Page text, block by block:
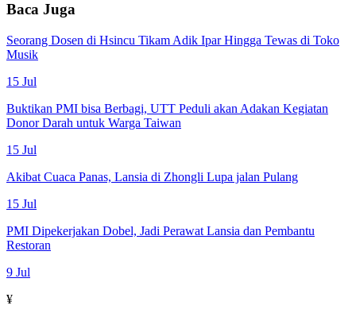
Baca Juga
Seorang Dosen di Hsincu Tikam Adik Ipar Hingga Tewas di Toko
Musik
15 Jul
Buktikan PMI bisa Berbagi, UTT Peduli akan Adakan Kegiatan
Donor Darah untuk Warga Taiwan
15 Jul
Akibat Cuaca Panas, Lansia di Zhongli Lupa jalan Pulang
15 Jul
PMI Dipekerjakan Dobel, Jadi Perawat Lansia dan Pembantu
Restoran
9 Jul
¥